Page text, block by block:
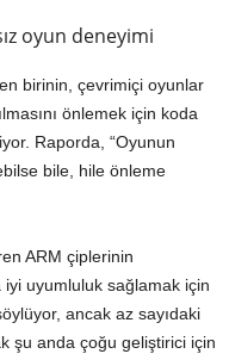
oyun deneyimi
birinin, çevrimiçi oyunlar
önlemek için koda
Raporda, “Oyunun
bile, hile önleme
ARM çiplerinin
uyumluluk sağlamak için
ancak az sayıdaki
şu anda çoğu geliştirici için